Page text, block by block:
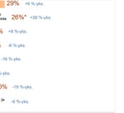
on synnyttää uusia
ja kestävän
vahvistaa Keski-Suomen
ja innovaatioiden